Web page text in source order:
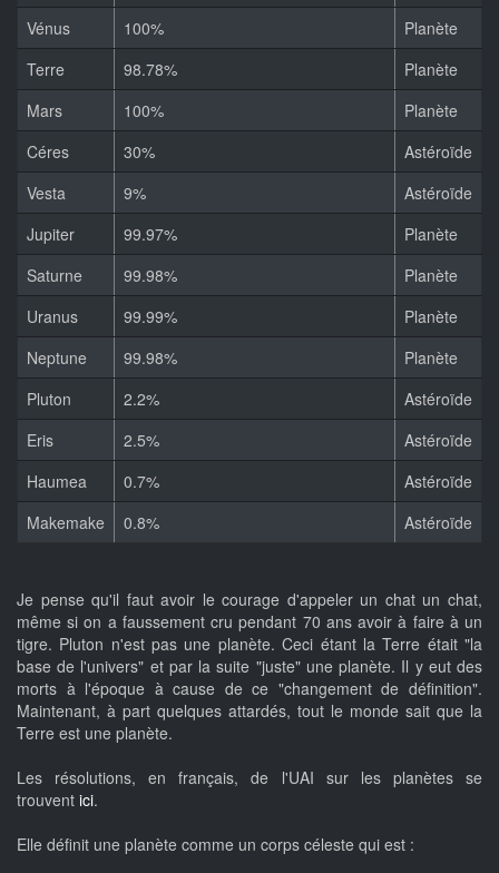
Vénus
100%
Planète
Terre
98.78%
Planète
Mars
100%
Planète
Céres
30%
Astéroïde
Vesta
9%
Astéroïde
Jupiter
99.97%
Planète
Saturne
99.98%
Planète
Uranus
99.99%
Planète
Neptune
99.98%
Planète
Pluton
2.2%
Astéroïde
Eris
2.5%
Astéroïde
Haumea
0.7%
Astéroïde
Makemake
0.8% Astéroïde
Je pense qu'il faut avoir le courage d'appeler un chat un chat,
même si on a faussement cru pendant 70 ans avoir à faire à un
tigre. Pluton n'est pas une planète. Ceci étant la Terre était "la
base de l'univers" et par la suite "juste" une planète. Il y eut des
morts à l'époque à cause de ce "changement de définition".
Maintenant, à part quelques attardés, tout le monde sait que la
Terre est une planète.
Les résolutions, en français, de l'UAI sur les planètes se
trouvent ici.
Elle définit une planète comme un corps céleste qui est :